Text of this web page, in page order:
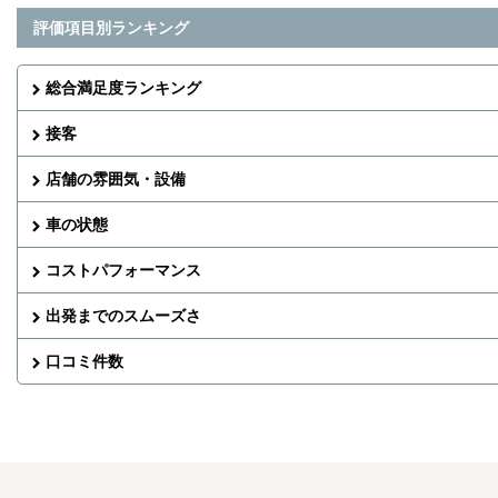
評価項目別ランキング
総合満足度ランキング
接客
店舗の雰囲気・設備
車の状態
コストパフォーマンス
出発までのスムーズさ
口コミ件数